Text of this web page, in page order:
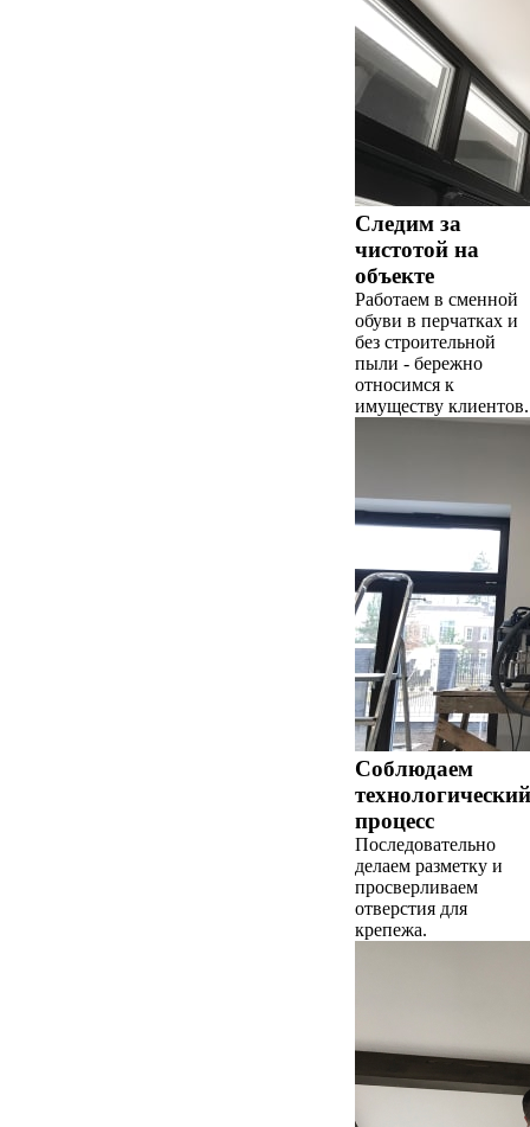
Следим за
чистотой на
объекте
Работаем в сменной
обуви в перчатках и
без строительной
пыли - бережно
относимся к
имуществу клиентов.
Соблюдаем
технологический
процесс
Последовательно
делаем разметку и
просверливаем
отверстия для
крепежа.